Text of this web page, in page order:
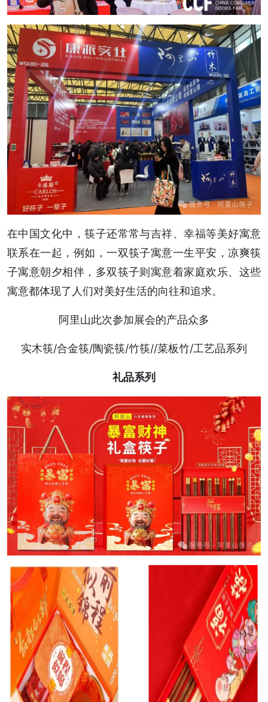
在中国文化中，筷子还常常与吉祥、幸福等美好寓意
联系在一起，例如，一双筷子寓意一生平安，凉爽筷
子寓意朝夕相伴，多双筷子则寓意着家庭欢乐、这些
寓意都体现了人们对美好生活的向往和追求。
阿里山此次参加展会的产品众多
实木筷/合金筷/陶瓷筷/竹筷//菜板竹/工艺品系列
礼品系列